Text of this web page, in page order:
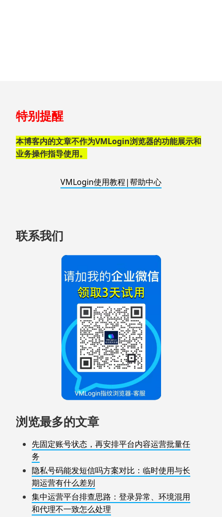
至
脚
特别提醒
本博客内的文章不作为VMLogin浏览器的功能展示和
业务操作指导使用。
VMLogin使用教程|帮助中心
联系我们
浏览最多的文章
先固定账号状态，再安排平台内容运营批量任
务
隐私号码能发短信吗方案对比：临时使用与长
期运营有什么差别
集中运营平台排查思路：登录异常、环境混用
和代理不一致怎么处理